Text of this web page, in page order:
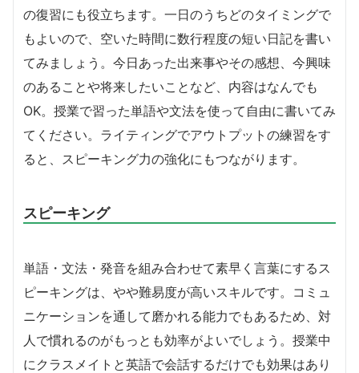
の復習にも役立ちます。 一日のうちどのタイミングで
もよいので、空いた時間に数行程度の短い日記を書い
てみましょう。今日あった出来事やその感想、今興味
のあることや将来したいことなど、内容はなんでも
OK。 授業で習った単語や文法を使って自由に書いてみ
てください。ライティングでアウトプットの練習をす
ると、スピーキング力の強化にもつながります。
スピーキング
単語・文法・発音を組み合わせて素早く言葉にするス
ピーキングは、やや難易度が高いスキルです。コミュ
ニケーションを通して磨かれる能力でもあるため、対
人で慣れるのがもっとも効率がよいでしょう。 授業中
にクラスメイトと英語で会話するだけでも効果はあり